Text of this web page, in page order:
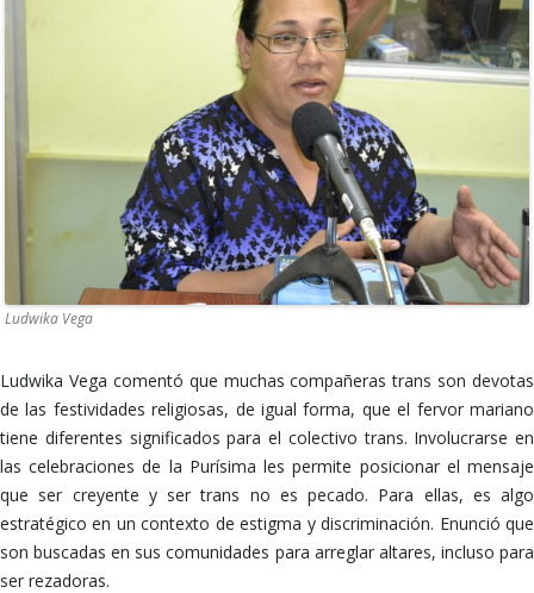
Ludwika Vega
Ludwika Vega comentó que muchas compañeras trans son devotas
de las festividades religiosas, de igual forma, que el fervor mariano
tiene diferentes significados para el colectivo trans. Involucrarse en
las celebraciones de la Purísima les permite posicionar el mensaje
que ser creyente y ser trans no es pecado. Para ellas, es algo
estratégico en un contexto de estigma y discriminación. Enunció que
son buscadas en sus comunidades para arreglar altares, incluso para
ser rezadoras.